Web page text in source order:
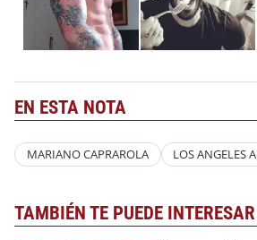
EN ESTA NOTA
MARIANO CAPRAROLA LOS ANGELES
TAMBIÉN TE PUEDE INTERESAR